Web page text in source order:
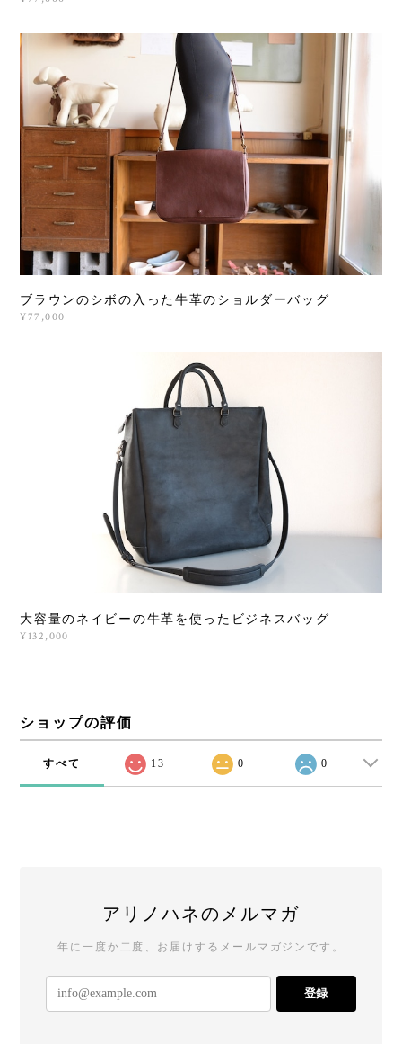
ブラウンのシボの入った牛革のショルダーバッグ
¥77,000
大容量のネイビーの牛革を使ったビジネスバッグ
¥132,000
ショップの評価
すべて 13 0 0
アリノハネのメルマガ
年に一度か二度、お届けするメールマガジンです。
登録